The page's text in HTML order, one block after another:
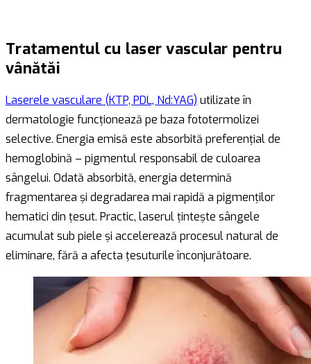
Tratamentul cu laser vascular pentru
vânătăi
Laserele vasculare (KTP, PDL, Nd:YAG) utilizate în
dermatologie funcționează pe baza fototermolizei
selective. Energia emisă este absorbită preferențial de
hemoglobină – pigmentul responsabil de culoarea
sângelui. Odată absorbită, energia determină
fragmentarea și degradarea mai rapidă a pigmenților
hematici din țesut. Practic, laserul țintește sângele
acumulat sub piele și accelerează procesul natural de
eliminare, fără a afecta țesuturile înconjurătoare.